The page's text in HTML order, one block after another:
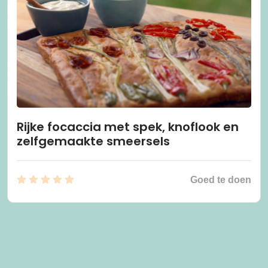
Rijke focaccia met spek, knoflook en
zelfgemaakte smeersels
Goed te doen